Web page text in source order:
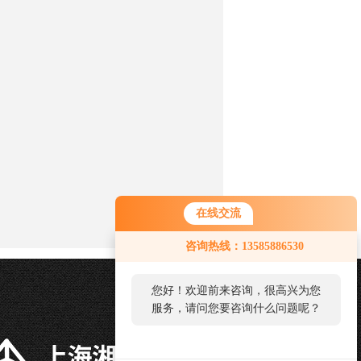
在线交流
咨询热线：13585886530
您好！欢迎前来咨询，很高兴为您
服务，请问您要咨询什么问题呢？
您好，看您停留很久了，是否找到
了需求产品，您可以直接在线与我